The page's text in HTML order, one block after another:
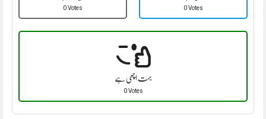
0 Votes 0 Votes
بہت اچھی ہے
0 Votes